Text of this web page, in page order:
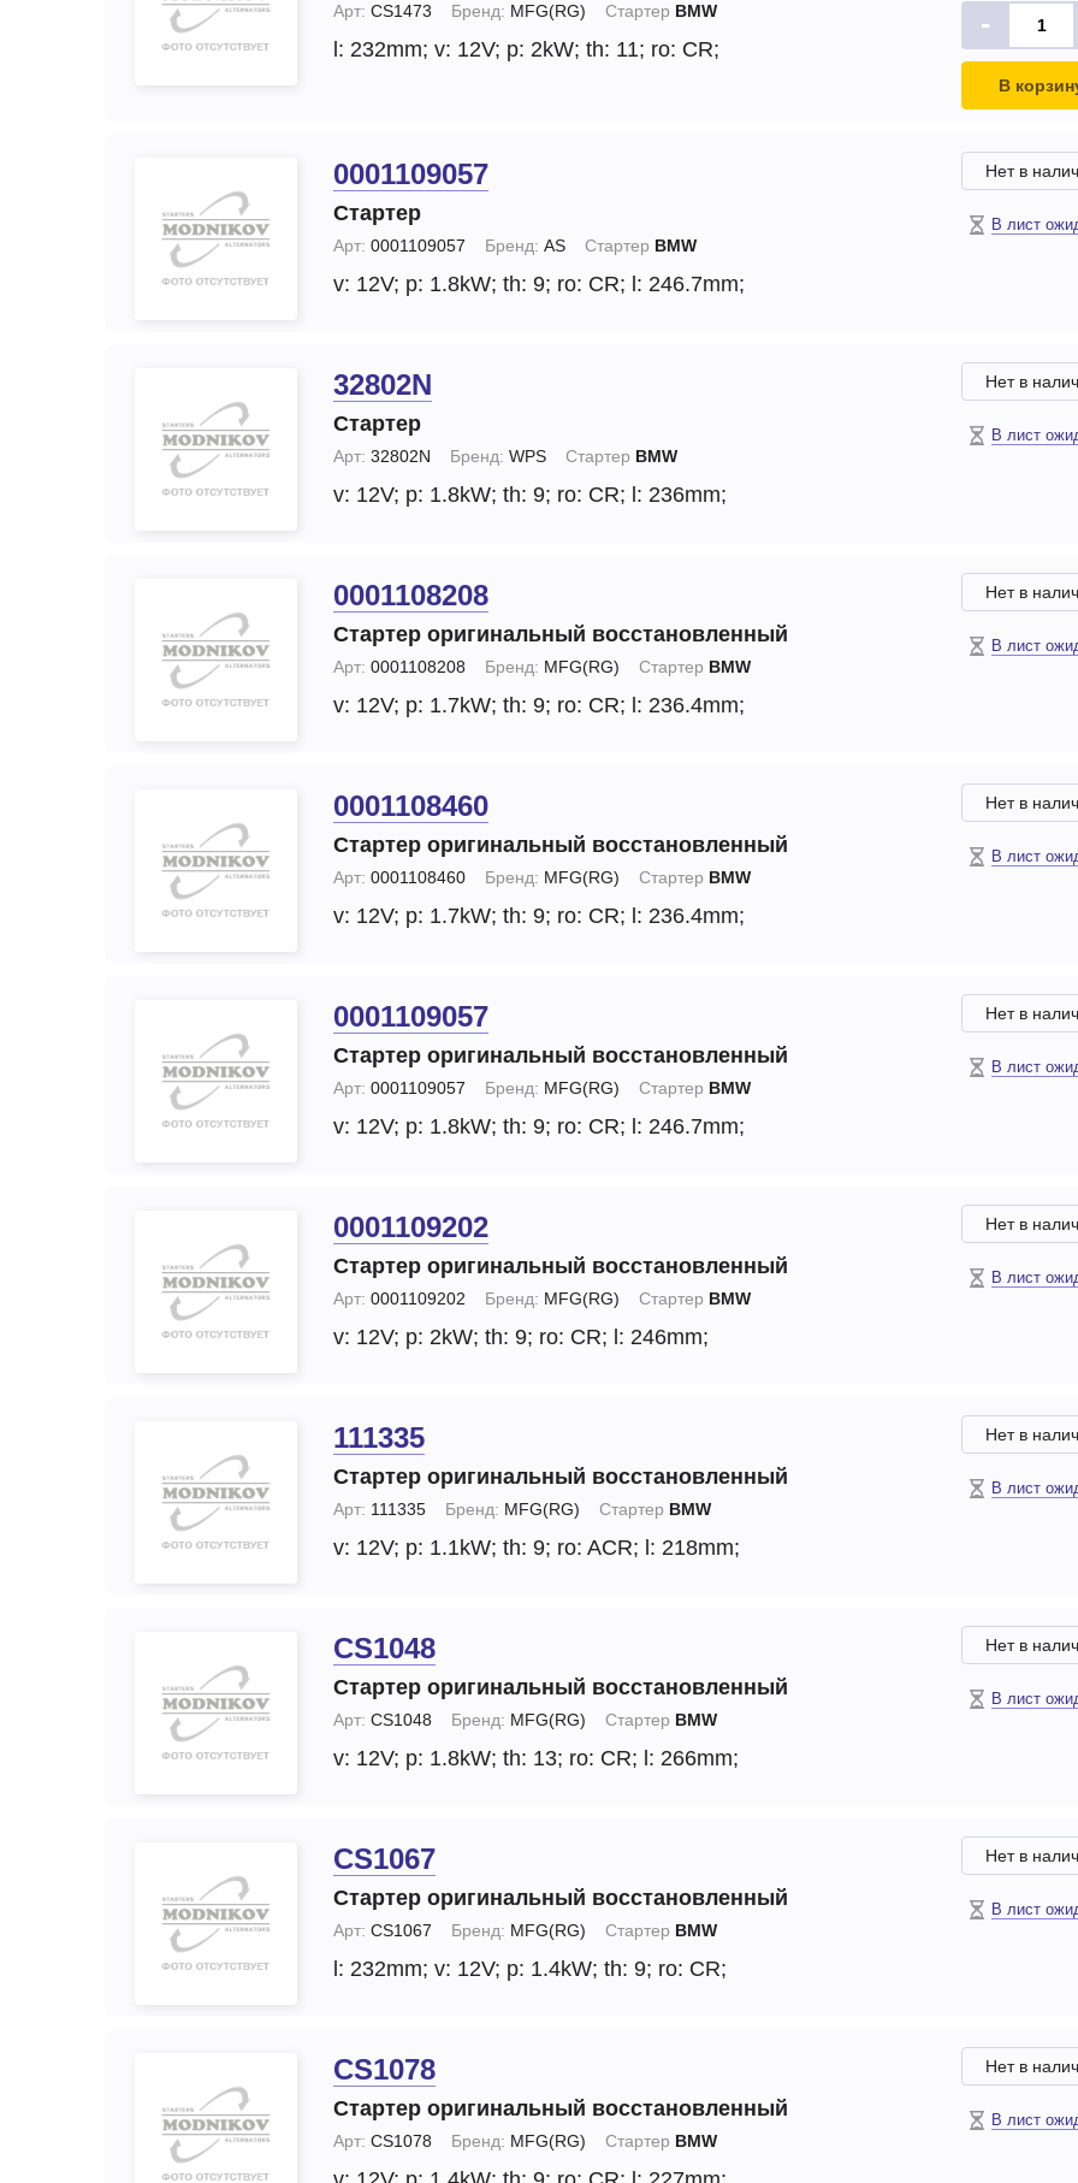
Арт: CS1473 Бренд: MFG(RG) Стартер BMW
l: 232mm; v: 12V; p: 2kW; th: 11; ro: CR;
-
В
0001109057
Стартер
Арт: 0001109057 Бренд: AS Стартер BMW
v: 12V; p: 1.8kW; th: 9; ro: CR; l: 246.7mm;
Нет в
В лист
32802N
Стартер
Арт: 32802N Бренд: WPS Стартер BMW
v: 12V; p: 1.8kW; th: 9; ro: CR; l: 236mm;
Нет в
В лист
0001108208
Стартер оригинальный восстановленный
Арт: 0001108208 Бренд: MFG(RG) Стартер BMW
v: 12V; p: 1.7kW; th: 9; ro: CR; l: 236.4mm;
Нет в
В лист
0001108460
Стартер оригинальный восстановленный
Арт: 0001108460 Бренд: MFG(RG) Стартер BMW
v: 12V; p: 1.7kW; th: 9; ro: CR; l: 236.4mm;
Нет в
В лист
0001109057
Стартер оригинальный восстановленный
Арт: 0001109057 Бренд: MFG(RG) Стартер BMW
v: 12V; p: 1.8kW; th: 9; ro: CR; l: 246.7mm;
Нет в
В лист
0001109202
Стартер оригинальный восстановленный
Арт: 0001109202 Бренд: MFG(RG) Стартер BMW
v: 12V; p: 2kW; th: 9; ro: CR; l: 246mm;
Нет в
В лист
111335
Стартер оригинальный восстановленный
Арт: 111335 Бренд: MFG(RG) Стартер BMW
v: 12V; p: 1.1kW; th: 9; ro: ACR; l: 218mm;
Нет в
В лист
CS1048
Стартер оригинальный восстановленный
Арт: CS1048 Бренд: MFG(RG) Стартер BMW
v: 12V; p: 1.8kW; th: 13; ro: CR; l: 266mm;
Нет в
В лист
CS1067
Стартер оригинальный восстановленный
Арт: CS1067 Бренд: MFG(RG) Стартер BMW
l: 232mm; v: 12V; p: 1.4kW; th: 9; ro: CR;
Нет в
В лист
CS1078
Стартер оригинальный восстановленный
Арт: CS1078 Бренд: MFG(RG) Стартер BMW
Нет в
В лист